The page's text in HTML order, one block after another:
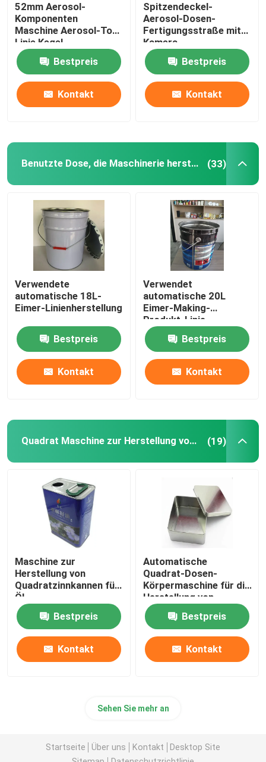
Fabrik-Ausflug
Qualitätskontrolle
Fordern Sie ein Zitat
Getränk kann, Maschine herstellend
Aerosol-Dose, die Maschine herstellt
Benutzte Dose, die Maschinerie herstellt
Quadrat Maschine zur Herstellung von Blechdosen
Maschine zur Herstellung von Blechdosen
Einfache Maschinerie des offenen Endes
Gebrauchte Druckmaschine
Zinnblechdruckmaschine
automatische digitale Druck- Maschine
Blatt-Beschichtungs-Maschine
Spulen-Trennlinie
Schweißgerät-Ersatzteile
52mm Aerosol-
Komponenten
Maschine Aerosol-Top-
Linie Kegel-
Produktionslinie
Bestpreis
Kontakt
Spitzendeckel-
Aerosol-Dosen-
Fertigungsstraße mit
Kamera-
Kontrollsystem
Bestpreis
Kontakt
Benutzte Dose, die Maschinerie herstellt (33)
Verwendete
automatische 18L-
Eimer-Linienherstellung
Bestpreis
Kontakt
Verwendet
automatische 20L
Eimer-Making-
Produkt-Linie
Bestpreis
Kontakt
Quadrat Maschine zur Herstellung von Blechdosen (19)
Maschine zur
Herstellung von
Quadratzinnkannen für
Öl
Bestpreis
Kontakt
Automatische
Quadrat-Dosen-
Körpermaschine für die
Herstellung von
Lebensmitteln
Bestpreis
Kontakt
Sehen Sie mehr an
Startseite Über uns Kontakt
Desktop Site